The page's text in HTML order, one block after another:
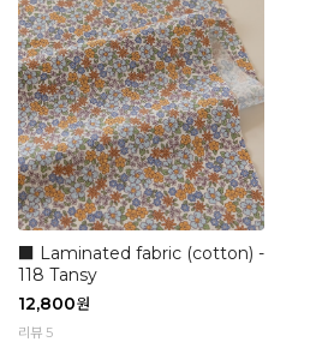
■ Laminated fabric (cotton) -
118 Tansy
12,800원
리뷰 5